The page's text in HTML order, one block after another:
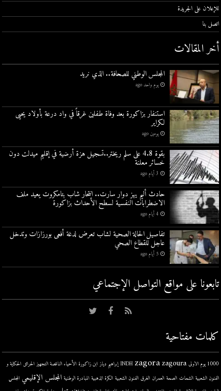
للإعلان على الجريدة
اتصل بنا
أخر المقالات
المجلس الوطني للصحافة.. الذي نريد
يوم واحد ago
استنفار بزاكورة بعد وفاة طفلين غرقاً في واد درعة بأولاد يحيى
لكراير
يومين ago
بقوة 4.8 على سلم ريختر..تسجيل هزة أرضية في إقليم ميدلت دون
خسائر معلنة
3 أيام ago
حادث أليم يهز دوار سارت.. انتحار شاب بتامكروت يعيد ملف
الاضطرابات النفسية لسطح الأحداث بزاكورة
4 أيام ago
تفاصيل الحالة الصحية لشاب تعرض لدغة أفعى بورزازات وتدخل
عاجل للقطاع الصحي
5 أيام ago
تابعونا على مواقع التواصل اﻹجتماعي
كلمات مفتاحية
1000 يوم الاولى INDH zagora zagoura إبراهيم دياز ابن زاكورة الأحياء الناقصة التجهيز الحرائق الحكاية و
الفنون الشعبية الشحات الصحة العمران الغرق الفنون الشعبية الكرة الذهبية المبادرة الوطنية المجلس الإقليمي المجلس